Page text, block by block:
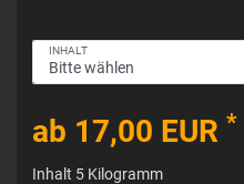
INHALT
ab 17,00 EUR *
Inhalt 5 Kilogramm